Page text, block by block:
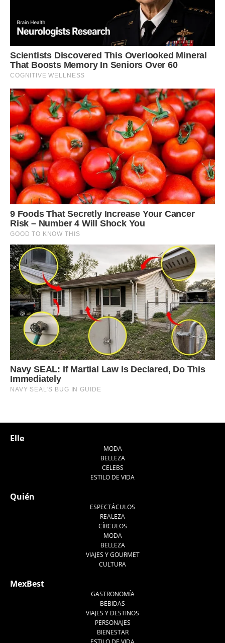
Elle
MODA
BELLEZA
CELEBS
ESTILO DE VIDA
Quién
ESPECTÁCULOS
REALEZA
CÍRCULOS
MODA
BELLEZA
VIAJES Y GOURMET
CULTURA
MexBest
GASTRONOMÍA
BEBIDAS
VIAJES Y DESTINOS
PERSONAJES
BIENESTAR